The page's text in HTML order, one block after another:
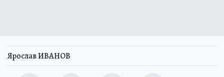
Ярослав ИВАНОВ